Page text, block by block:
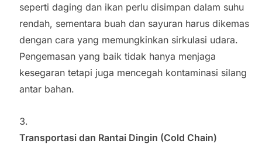
seperti daging dan ikan perlu disimpan dalam suhu
rendah, sementara buah dan sayuran harus dikemas
dengan cara yang memungkinkan sirkulasi udara.
Pengemasan yang baik tidak hanya menjaga
kesegaran tetapi juga mencegah kontaminasi silang
antar bahan.
Transportasi dan Rantai Dingin (Cold Chain)